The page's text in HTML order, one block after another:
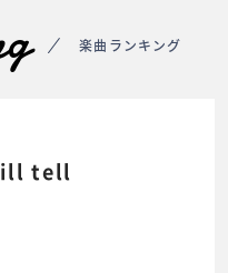
楽曲ランキング
tell